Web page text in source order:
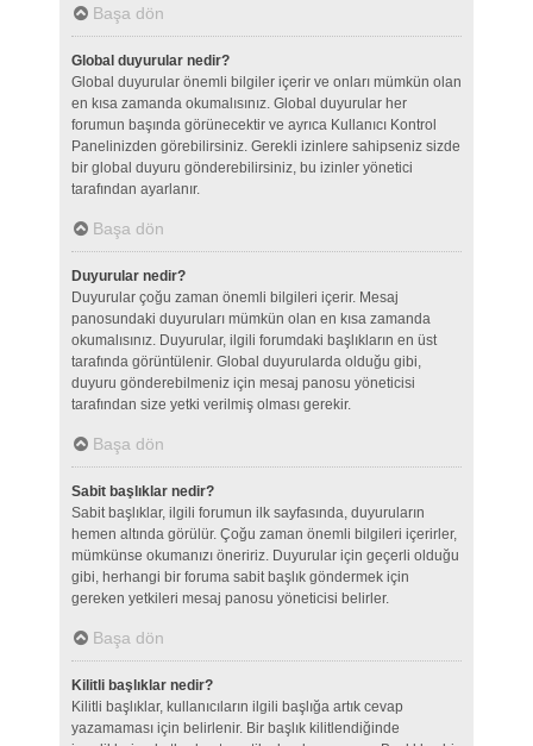
Başa dön
Global duyurular nedir?
Global duyurular önemli bilgiler içerir ve onları mümkün olan
en kısa zamanda okumalısınız. Global duyurular her
forumun başında görünecektir ve ayrıca Kullanıcı Kontrol
Panelinizden görebilirsiniz. Gerekli izinlere sahipseniz sizde
bir global duyuru gönderebilirsiniz, bu izinler yönetici
tarafından ayarlanır.
Başa dön
Duyurular nedir?
Duyurular çoğu zaman önemli bilgileri içerir. Mesaj
panosundaki duyuruları mümkün olan en kısa zamanda
okumalısınız. Duyurular, ilgili forumdaki başlıkların en üst
tarafında görüntülenir. Global duyurularda olduğu gibi,
duyuru gönderebilmeniz için mesaj panosu yöneticisi
tarafından size yetki verilmiş olması gerekir.
Başa dön
Sabit başlıklar nedir?
Sabit başlıklar, ilgili forumun ilk sayfasında, duyuruların
hemen altında görülür. Çoğu zaman önemli bilgileri içerirler,
mümkünse okumanızı öneririz. Duyurular için geçerli olduğu
gibi, herhangi bir foruma sabit başlık göndermek için
gereken yetkileri mesaj panosu yöneticisi belirler.
Başa dön
Kilitli başlıklar nedir?
Kilitli başlıklar, kullanıcıların ilgili başlığa artık cevap
yazamaması için belirlenir. Bir başlık kilitlendiğinde